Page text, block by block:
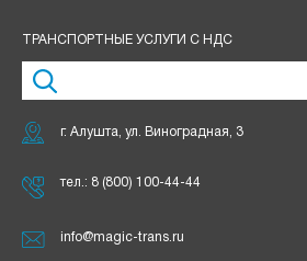
ТРАНСПОРТНЫЕ УСЛУГИ С НДС
г. Алушта, ул. Виноградная, 3
тел.: 8 (800) 100-44-44
info@magic-trans.ru